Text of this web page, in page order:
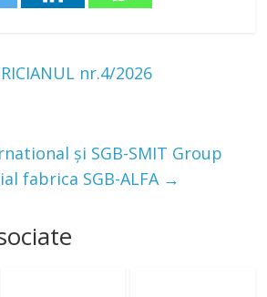
nr.4/2026
și SGB-SMIT Group
fabrica SGB-ALFA →